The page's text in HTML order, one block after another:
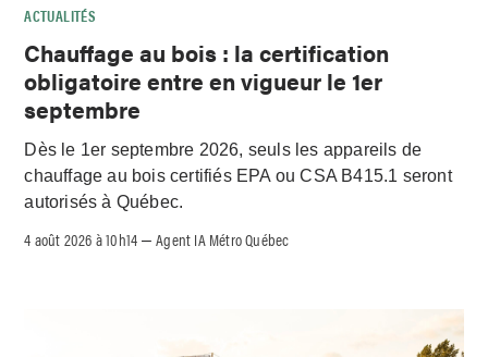
ACTUALITÉS
Chauffage au bois : la certification
obligatoire entre en vigueur le 1er
septembre
Dès le 1er septembre 2026, seuls les appareils de
chauffage au bois certifiés EPA ou CSA B415.1 seront
autorisés à Québec.
4 août 2026 à 10h14 –Agent IA Métro Québec